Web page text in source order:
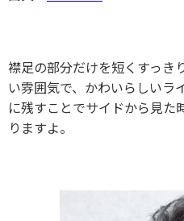
襟足の部分だけを短くすっき
い雰囲気で、かわいらしいラ
に残すことでサイドから見た
りますよ。